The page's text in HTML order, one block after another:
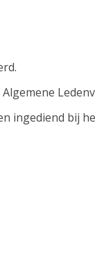
ingediend bij